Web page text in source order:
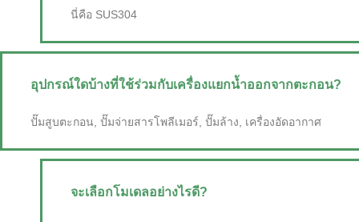
นี่คือ SUS304
อุปกรณ์ใดบ้างที่ใช้ร่วมกับเครื่องแยกน้ำออกจากตะกอน?
ปั๊มสูบตะกอน, ปั๊มจ่ายสารโพลีเมอร์, ปั๊มล้าง, เครื่องอัดอากาศ
จะเลือกโมเดลอย่างไรดี?